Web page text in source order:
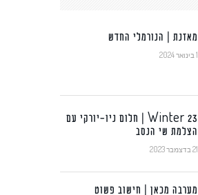
מאזנת | הנורמלי החדש
1 בינואר 2024
Winter 23 | חלום ניו-יורקי עם
הצלמת שי הנסב
21 בדצמבר 2023
מערבה מכאן | חישוב פשוט